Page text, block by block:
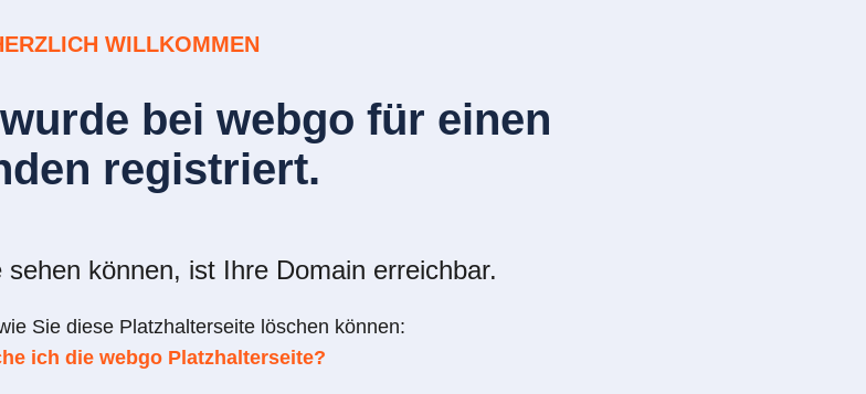
WILLKOMMEN
bei webgo für einen
registriert.
können, ist Ihre Domain erreichbar.
Sie diese Platzhalterseite löschen können:
ich die webgo Platzhalterseite?